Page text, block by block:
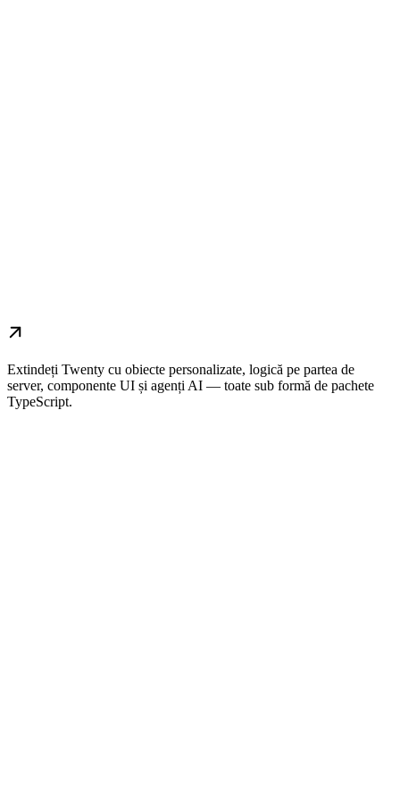
Extindeți Twenty cu obiecte personalizate, logică pe partea de
server, componente UI și agenți AI — toate sub formă de pachete
TypeScript.